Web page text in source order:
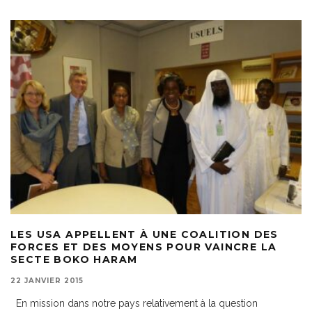
LES USA APPELLENT À UNE COALITION DES
FORCES ET DES MOYENS POUR VAINCRE LA
SECTE BOKO HARAM
22 JANVIER 2015
En mission dans notre pays relativement à la question